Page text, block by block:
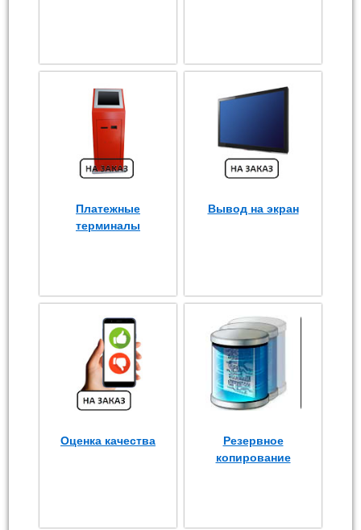
Платежные
терминалы
Вывод на экран
Оценка качества
Резервное
копирование